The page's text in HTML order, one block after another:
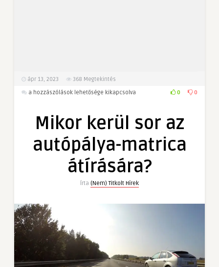
ápr 13, 2023 368 Megtekintés
Mikor
matrica
a hozzászólások lehetősége kikapcsolva 0 0
Mikor kerül sor az
autópálya-matrica
átírására?
Írta (Nem) Titkolt Hírek